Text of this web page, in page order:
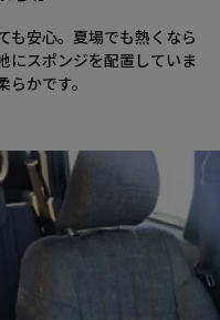
も安心。夏場でも熱くなら
にスポンジを配置していま
かです。